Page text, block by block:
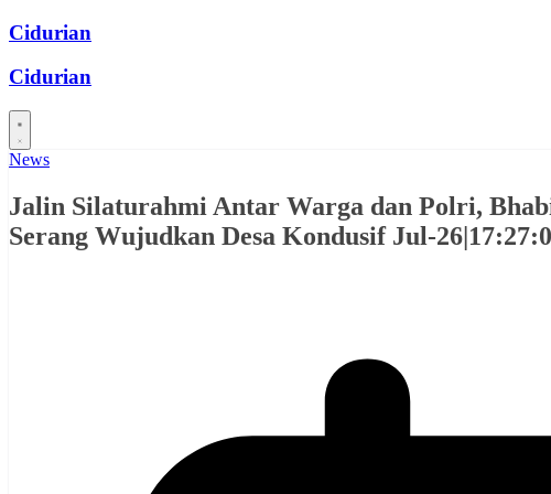
Skip
content
Cidurian
Cidurian
News
Jalin Silaturahmi Antar Warga dan Polri,
Serang Wujudkan Desa Kondusif Jul-